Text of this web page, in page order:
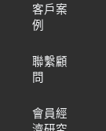
客戶案
例
聯繫顧
問
會員經